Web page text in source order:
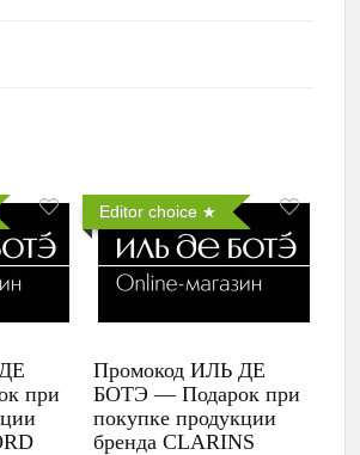
при
Editor choice
Промокод ИЛЬ ДЕ
БОТЭ — Подарок при
покупке продукции
бренда CLARINS